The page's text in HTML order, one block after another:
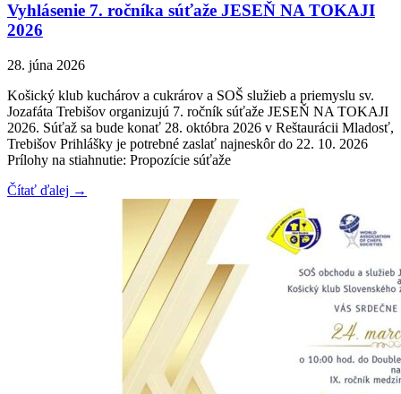
Vyhlásenie 7. ročníka súťaže JESEŇ NA TOKAJI
2026
28. júna 2026
Košický klub kuchárov a cukrárov a SOŠ služieb a priemyslu sv.
Jozafáta Trebišov organizujú 7. ročník súťaže JESEŇ NA TOKAJI
2026. Súťaž sa bude konať 28. októbra 2026 v Reštaurácii Mladosť,
Trebišov Prihlášky je potrebné zaslať najneskôr do 22. 10. 2026
Prílohy na stiahnutie: Propozície súťaže
Čítať ďalej →